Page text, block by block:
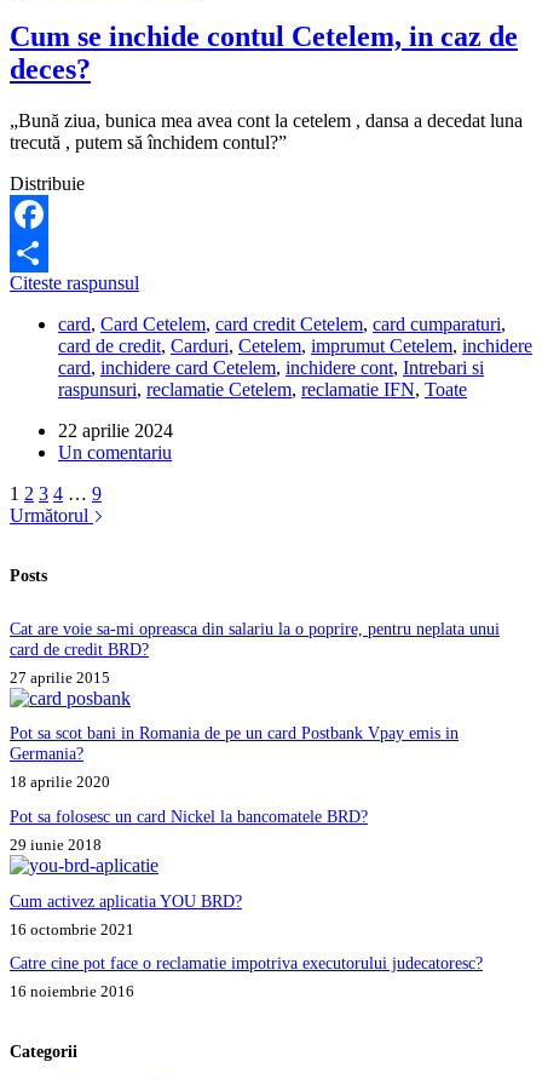
notificat?
Cum se inchide contul Cetelem, in caz de
deces?
„Bună ziua, bunica mea avea cont la cetelem , dansa a decedat luna
trecută , putem să închidem contul?”
Distribuie
Facebook
Partajează
Citeste raspunsul
inchide
contul
Cetelem,
in
de
deces?
card, Card Cetelem, card credit Cetelem, card cumparaturi,
card de credit, Carduri, Cetelem, imprumut Cetelem, inchidere
card, inchidere card Cetelem, inchidere cont, Intrebari si
raspunsuri, reclamatie Cetelem, reclamatie IFN, Toate
22 aprilie 2024
Un comentariu
1 2 3 4 … 9
Următorul
Posts
Cat are voie sa-mi opreasca din salariu la o poprire, pentru neplata unui
card de credit BRD?
27 aprilie 2015
Pot sa scot bani in Romania de pe un card Postbank Vpay emis in
Germania?
18 aprilie 2020
Pot sa folosesc un card Nickel la bancomatele BRD?
29 iunie 2018
Cum activez aplicatia YOU BRD?
16 octombrie 2021
Catre cine pot face o reclamatie impotriva executorului judecatoresc?
16 noiembrie 2016
Categorii